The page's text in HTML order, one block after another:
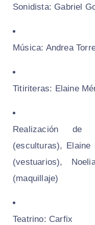
Sonidista: Gabriel
Música: Andrea
Titiriteras: Elaine
Realización de
(esculturas), Elaine
(vestuarios),
(maquillaje)
Teatrino: Carfix